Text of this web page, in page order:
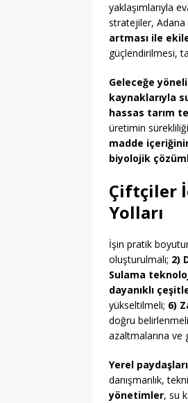
yaklaşımlarıyla
stratejiler, Adana
artması ile
güçlendirilmesi,
Geleceğe
kaynaklarıyla
hassas tarım
üretimin
madde
biyolojik
Çiftçiler
Yolları
İşin pratik
oluşturulmalı; 2)
Sulama
dayanıklı
yükseltilmeli; 6)
doğru
azaltmalarına ve
Yerel
danışmanlık,
yönetimler, su